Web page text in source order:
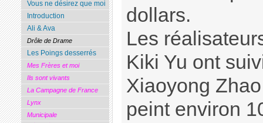
dollars.
Les
Kiki Yu ont
Xiaoyong
peint environ
Vous ne désirez que moi
Introduction
Ali & Ava
Drôle de Drame
Les Poings desserrés
Mes Frères et moi
Ils sont vivants
La Campagne de France
Lynx
Municipale